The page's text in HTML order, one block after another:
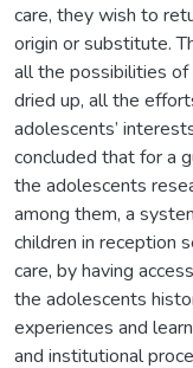
care, they wish to
origin or substitute.
all the possibilities of
dried up, all the
adolescents’
concluded that for a
the adolescents
among them, a
children in reception
care, by having
the adolescents
experiences and
and institutional